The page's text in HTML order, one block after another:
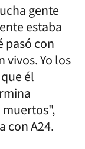
gente
estaba
pasó con
vivos. Yo los
él
con A24.